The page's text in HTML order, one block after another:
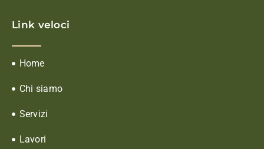
Link veloci
Home
Chi siamo
Servizi
Lavori